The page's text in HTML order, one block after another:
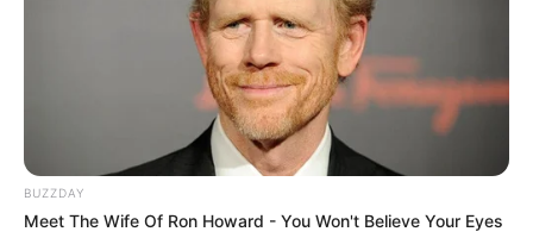
BUZZDAY
Meet The Wife Of Ron Howard - You Won't Believe Your Eyes